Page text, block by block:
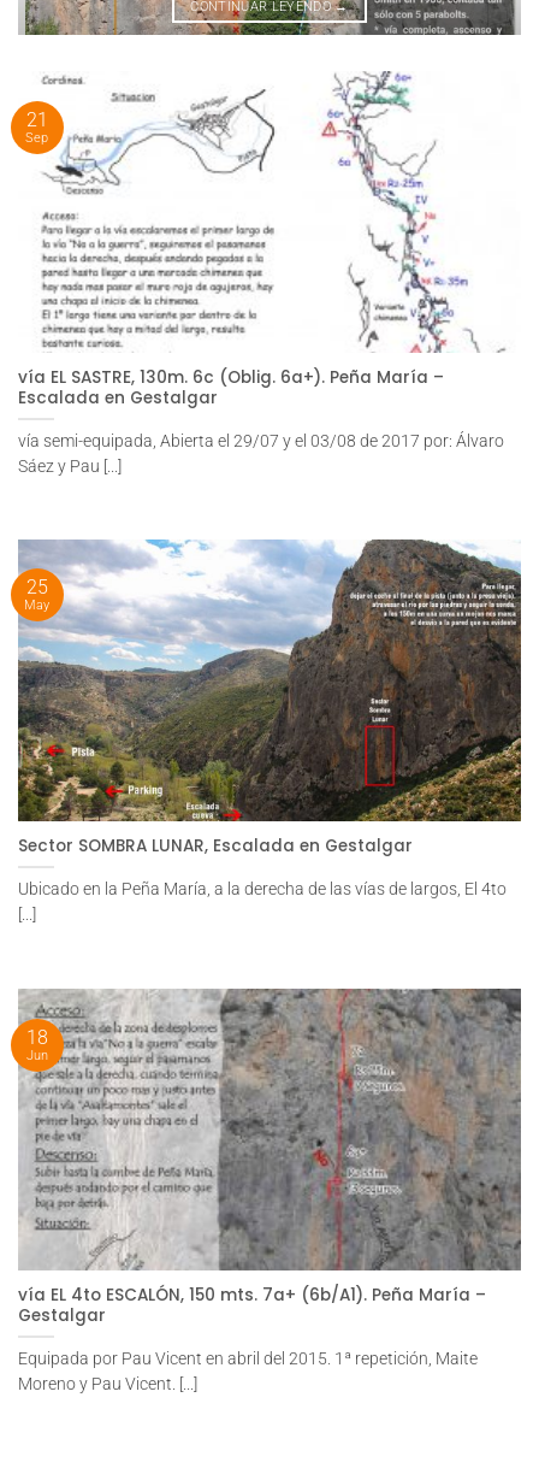
CONTINUAR LEYENDO→
vía EL SASTRE, 130m. 6c (Oblig. 6a+). Peña María –
Escalada en Gestalgar
vía semi-equipada, Abierta el 29/07 y el 03/08 de 2017 por: Álvaro
Sáez y Pau [...]
21
Sep
Sector SOMBRA LUNAR, Escalada en Gestalgar
Ubicado en la Peña María, a la derecha de las vías de largos, El 4to
[...]
25
May
vía EL 4to ESCALÓN, 150 mts. 7a+ (6b/A1). Peña María –
Gestalgar
Equipada por Pau Vicent en abril del 2015. 1ª repetición, Maite
Moreno y Pau Vicent. [...]
18
Jun